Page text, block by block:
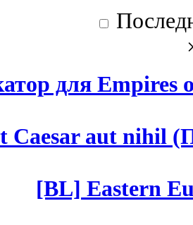
для Empires
aut nihil
[BL] Eastern